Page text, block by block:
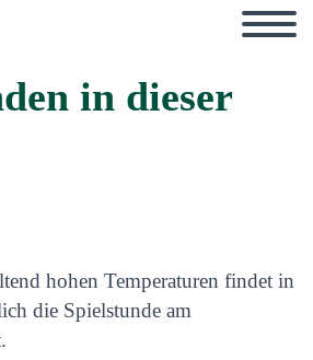
in dieser
hohen Temperaturen findet in
die Spielstunde am